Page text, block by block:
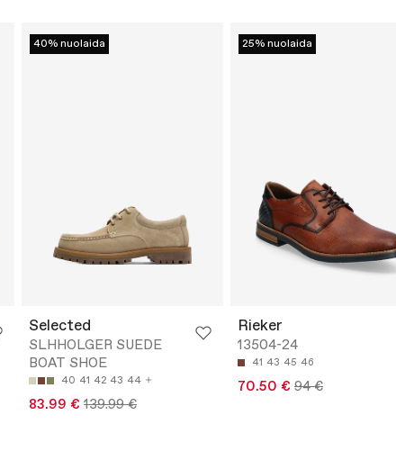
40% nuolaida
Selected
SLHHOLGER SUEDE
BOAT SHOE
40 41 42 43 44
83.99 € 139.99 €
25% nuolaida
Rieker
13504-24
41 43 45 46
70.50 € 94 €